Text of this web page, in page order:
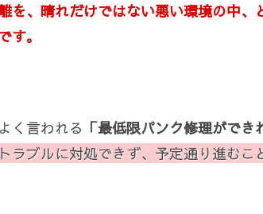
を、晴れだけではない悪い環境の中
す。
く言われる 「最低限パンク修理ができ
ラブルに対処できず、予定通り進むこ